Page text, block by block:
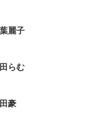
麗子
らむ
豪